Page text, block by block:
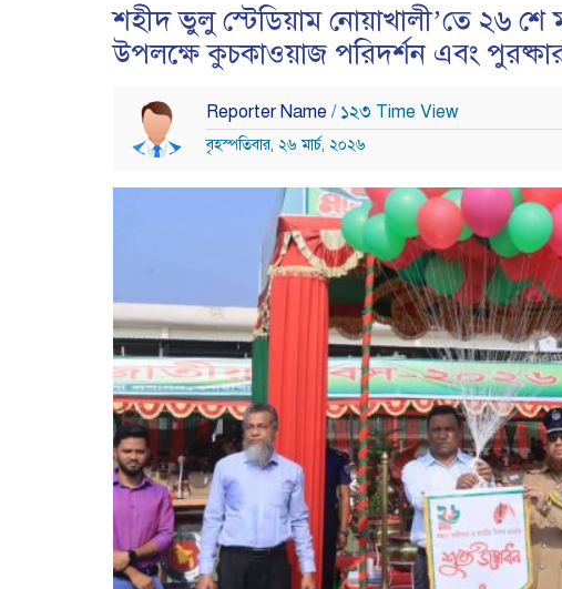
শহীদ ভুলু স্টেডিয়াম নোয়াখালী’তে ২৬ শে
উপলক্ষে কুচকাওয়াজ পরিদর্শন এবং
Reporter Name / ১২৩ Time View
বৃহস্পতিবার, ২৬ মার্চ, ২০২৬